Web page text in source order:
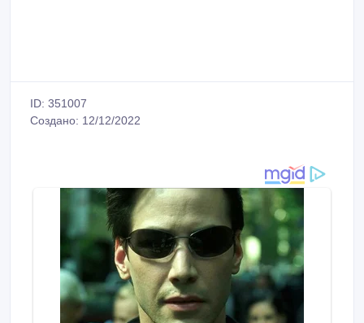
ID: 351007
Создано: 12/12/2022